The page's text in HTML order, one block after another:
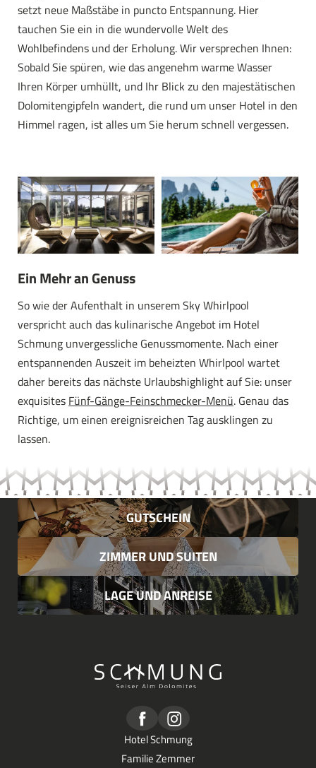
setzt neue Maßstäbe in puncto Entspannung. Hier
tauchen Sie ein in die wundervolle Welt des
Wohlbefindens und der Erholung. Wir versprechen Ihnen:
Sobald Sie spüren, wie das angenehm warme Wasser
Ihren Körper umhüllt, und Ihr Blick zu den majestätischen
Dolomitengipfeln wandert, die rund um unser Hotel in den
Himmel ragen, ist alles um Sie herum schnell vergessen.
Ein Mehr an Genuss
So wie der Aufenthalt in unserem Sky Whirlpool
verspricht auch das kulinarische Angebot im Hotel
Schmung unvergessliche Genussmomente. Nach einer
entspannenden Auszeit im beheizten Whirlpool wartet
daher bereits das nächste Urlaubshighlight auf Sie: unser
exquisites Fünf-Gänge-Feinschmecker-Menü. Genau das
Richtige, um einen ereignisreichen Tag ausklingen zu
lassen.
GUTSCHEIN
ZIMMER UND SUITEN
LAGE UND ANREISE
Hotel Schmung
Familie Zemmer